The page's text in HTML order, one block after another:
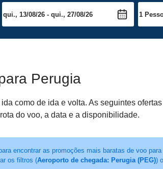
Perugia
como de ida e volta. As seguintes
do voo, a data e a disponibilidade.
encontrar as promoções mais baratas de voo
os filtros (Aeroporto de chegada: Perugia (PEG))